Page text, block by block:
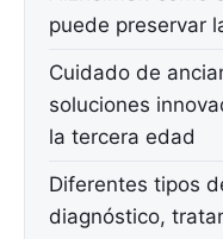
puede preservar
Cuidado de
soluciones
la tercera edad
Diferentes tipos
diagnóstico,